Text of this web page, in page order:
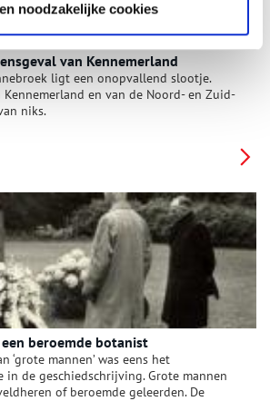
noodzakelijke cookies
van Kennemerland
ligt een onopvallend slootje.
en van de Noord- en Zuid-
niks.
beroemde botanist
‘grote mannen’ was eens het
in de geschiedschrijving. Grote mannen
of beroemde geleerden. De